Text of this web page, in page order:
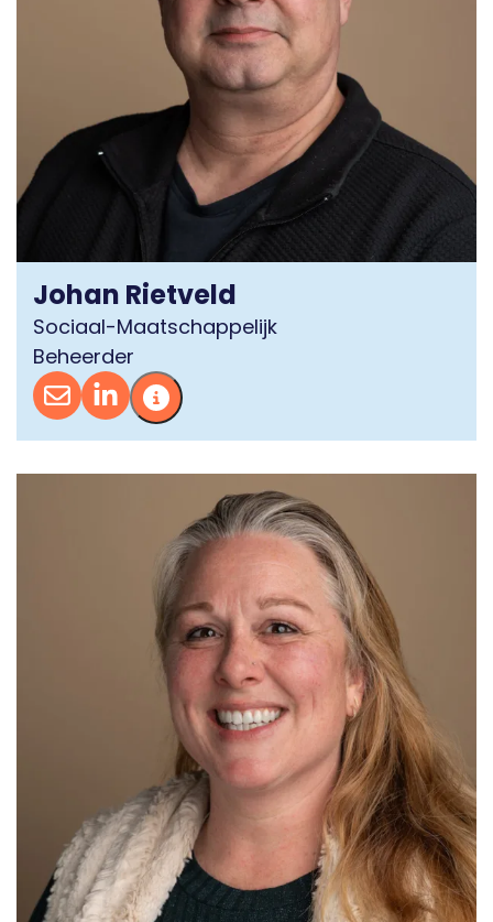
Johan Rietveld
Sociaal-Maatschappelijk
Beheerder